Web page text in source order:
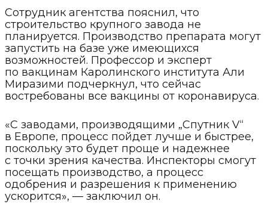
Сотрудник агентства пояснил, что
строительство крупного завода не
планируется. Производство препарата могут
запустить на базе уже имеющихся
возможностей. Профессор и эксперт
по вакцинам Каролинского института Али
Миразими подчеркнул, что сейчас
востребованы все вакцины от коронавируса.
«С заводами, производящими „Спутник V“
в Европе, процесс пойдет лучше и быстрее,
поскольку это будет проще и надежнее
с точки зрения качества. Инспекторы смогут
посещать производство, а процесс
одобрения и разрешения к применению
ускорится», — заключил он.